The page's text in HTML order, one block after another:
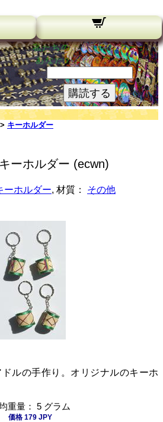
私たちのニュースレター：
あなたのメールアドレス:
購読する
> キーホルダー
ーホルダー (ecwn)
ーホルダー, 材質： その他
ルの手作り。オリジナルのキーホ
重量： 5 グラム
価格 179 JPY